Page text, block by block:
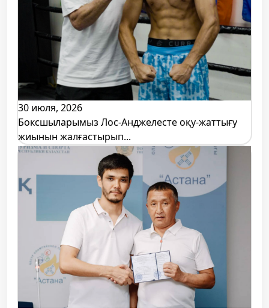
30 июля, 2026
Боксшыларымыз Лос-Анджелесте оқу-жаттығу
жиынын жалғастырып...